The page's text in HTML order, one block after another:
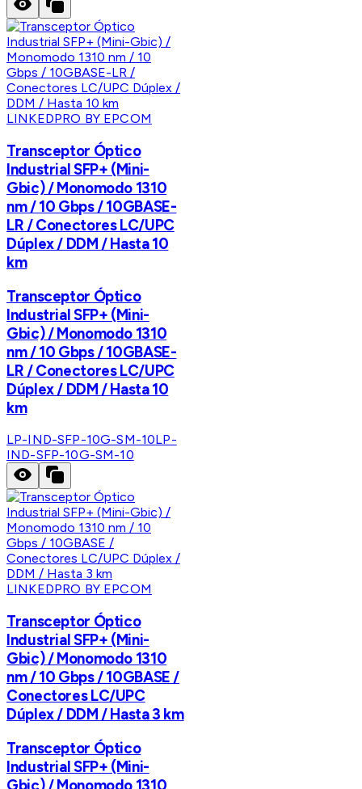
LINKEDPRO BY EPCOM
Transceptor Óptico
Industrial SFP+ (Mini-
Gbic) / Monomodo 1310
nm / 10 Gbps / 10GBASE-
LR / Conectores LC/UPC
Dúplex / DDM / Hasta 10
km
Transceptor Óptico
Industrial SFP+ (Mini-
Gbic) / Monomodo 1310
nm / 10 Gbps / 10GBASE-
LR / Conectores LC/UPC
Dúplex / DDM / Hasta 10
km
LP-IND-SFP-10G-SM-10LP-
IND-SFP-10G-SM-10
LINKEDPRO BY EPCOM
Transceptor Óptico
Industrial SFP+ (Mini-
Gbic) / Monomodo 1310
nm / 10 Gbps / 10GBASE /
Conectores LC/UPC
Dúplex / DDM / Hasta 3 km
Transceptor Óptico
Industrial SFP+ (Mini-
Gbic) / Monomodo 1310